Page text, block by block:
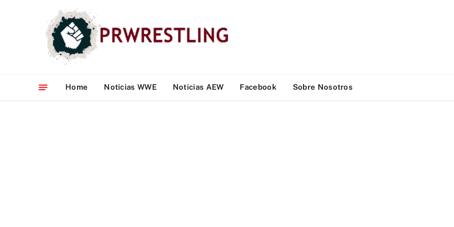
Home Noticias WWE Noticias AEW Facebook Sobre Nosotros